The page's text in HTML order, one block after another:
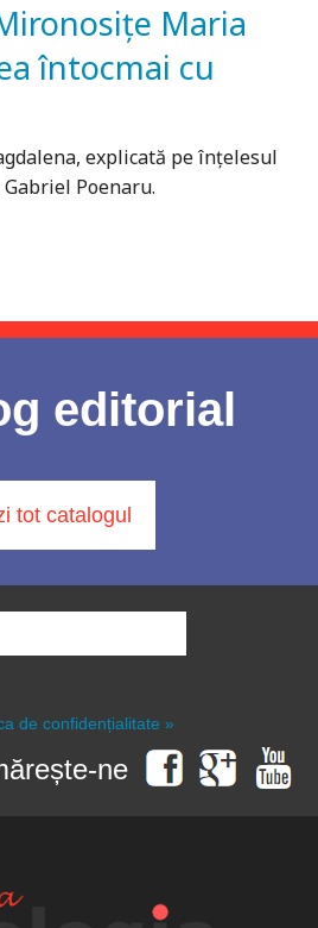
Maria
întocmai cu
explicată pe înțelesul
Poenaru.
editorial
tot catalogul
de confidențialitate »
ne